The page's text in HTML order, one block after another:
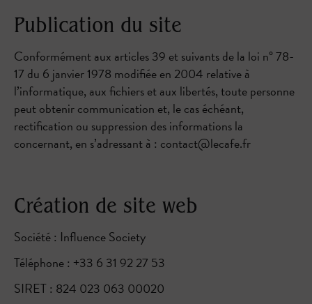
Publication du site
Conformément aux articles 39 et suivants de la loi n° 78-
17 du 6 janvier 1978 modifiée en 2004 relative à
l’informatique, aux fichiers et aux libertés, toute personne
peut obtenir communication et, le cas échéant,
rectification ou suppression des informations la
concernant, en s’adressant à : contact@lecafe.fr
Création de site web
Société : Influence Society
Téléphone : +33 6 31 92 27 53
SIRET : 824 023 063 00020